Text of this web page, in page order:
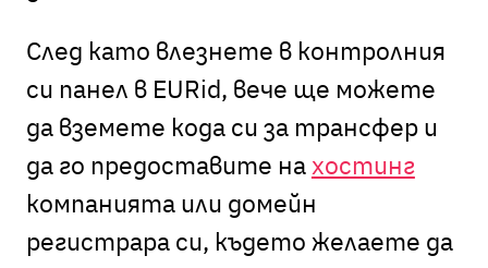
След като влезнете в контролния
си панел в EURid, вече ще можете
да вземете кода си за трансфер и
да го предоставите нахостинг
компанията или домейн
регистрара си, където желаете да